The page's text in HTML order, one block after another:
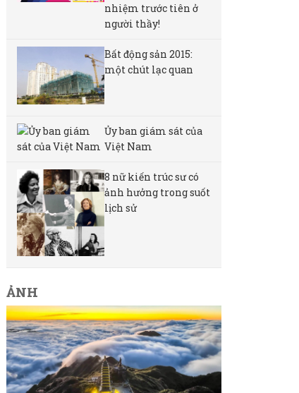
nhiệm trước tiên ở
người thầy!
Bất động sản 2015:
một chút lạc quan
Ủy ban giám sát của
Việt Nam
8 nữ kiến ​​trúc sư có
ảnh hưởng trong suốt
lịch sử
ẢNH